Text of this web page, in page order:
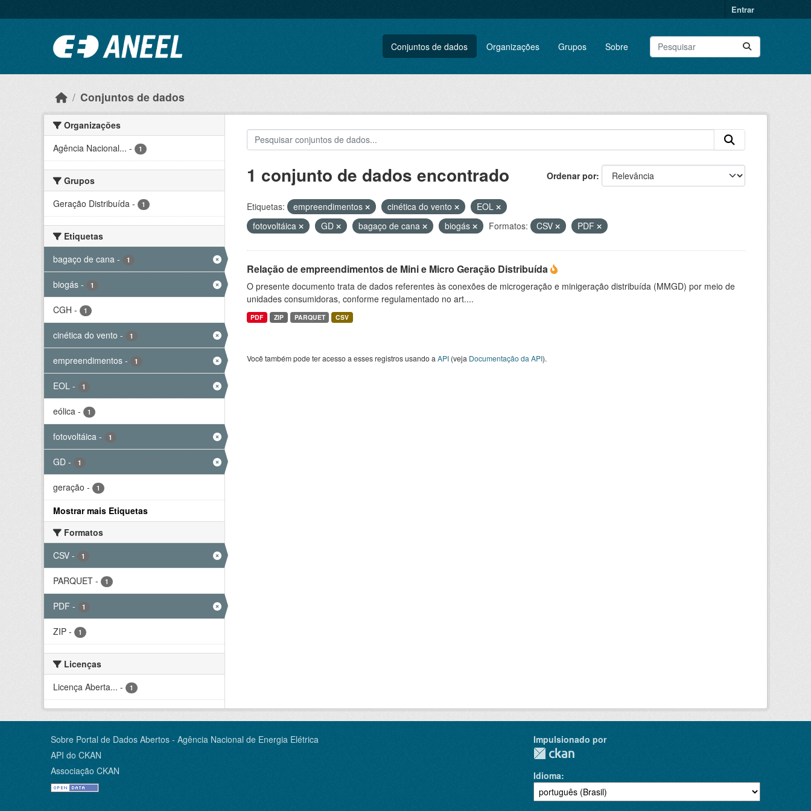
Entrar
Conjuntos de dados Organizações Grupos Sobre
Conjuntos de dados
Organizações
Agência Nacional... - 1
Grupos
Geração Distribuída - 1
Etiquetas
bagaço de cana - 1
biogás - 1
CGH - 1
cinética do vento - 1
empreendimentos - 1
EOL - 1
eólica - 1
fotovoltáica - 1
GD - 1
geração - 1
Mostrar mais Etiquetas
Formatos
CSV - 1
PARQUET - 1
PDF - 1
ZIP - 1
Licenças
Licença Aberta... - 1
Ordenar por
1 conjunto de dados encontrado
Etiquetas: empreendimentos cinética do vento
EOL
fotovoltáica
GD bagaço de cana biogás Formatos: CSV PDF
Relação de empreendimentos de Mini e Micro Geração Distribuída
O presente documento trata de dados referentes às conexões de microgeração e minigeração distribuída (MMGD) por meio de
unidades consumidoras, conforme regulamentado no art....
PDF ZIP PARQUET CSV
Você também pode ter acesso a esses registros usando a API(veja Documentação da API).
Sobre Portal de Dados Abertos - Agência Nacional de Energia Elétrica
API do CKAN
Associação CKAN
Impulsionado por
Idioma